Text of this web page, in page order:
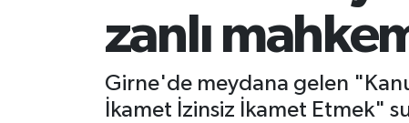
zanlı
Girne'de meydana gelen
İkamet İzinsiz İkamet Etmek"
TEKNOLOJİ
Son Dakika Haberleri
Haber Arşivi